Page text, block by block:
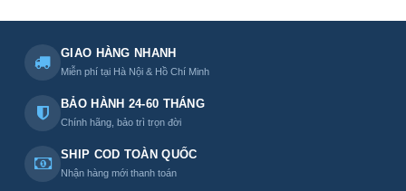
GIAO HÀNG NHANH
Miễn phí tại Hà Nội & Hồ Chí Minh
BẢO HÀNH 24-60 THÁNG
Chính hãng, bảo trì trọn đời
SHIP COD TOÀN QUỐC
Nhận hàng mới thanh toán